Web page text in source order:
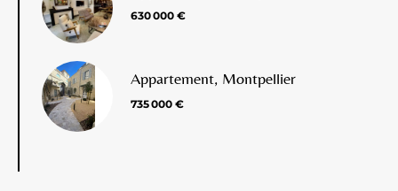
630 000 €
Appartement, Montpellier
735 000 €